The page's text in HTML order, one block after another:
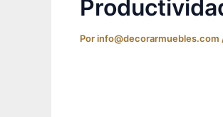
Porinfo@decorarmuebles.com